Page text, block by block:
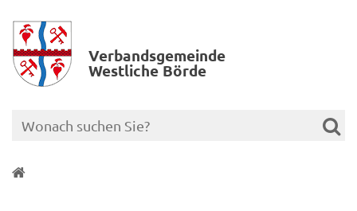
Verbands­gemeinde
Westliche Börde